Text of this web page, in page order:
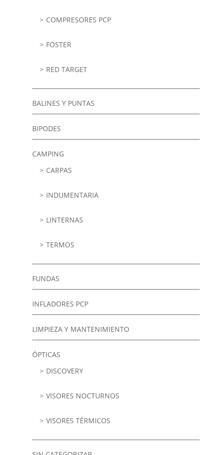
COMPRESORES PCP
FOSTER
RED TARGET
BALINES Y PUNTAS
BIPODES
CAMPING
CARPAS
INDUMENTARIA
LINTERNAS
TERMOS
FUNDAS
INFLADORES PCP
LIMPIEZA Y MANTENIMIENTO
ÓPTICAS
DISCOVERY
VISORES NOCTURNOS
VISORES TÉRMICOS